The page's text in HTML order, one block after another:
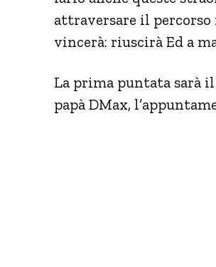
attraversare il
vincerà: riuscirà Ed a
La prima puntata sarà
papà DMax,